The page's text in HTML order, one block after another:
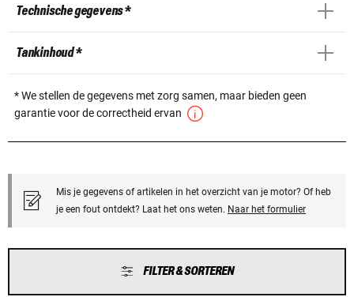
Technische gegevens *
Tankinhoud *
* We stellen de gegevens met zorg samen, maar bieden geen
garantie voor de correctheid ervan
Mis je gegevens of artikelen in het overzicht van je motor? Of heb
je een fout ontdekt? Laat het ons weten. Naar het formulier
FILTER & SORTEREN